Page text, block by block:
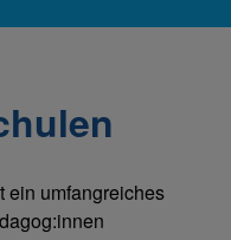
ein umfangreiches